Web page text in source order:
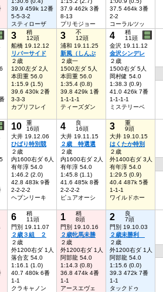
39.9 459k 12番
5-5-3-2
スティローザ
37.9 462k 3番
8-13
プリモジョー
37.5 464k 3番
2-2
コーラルツッ
3
稍
12頭
船橋 19.12.12
リバーサイド
２歳
1200左ダ 2人
本田重 56.0
1:15.9 (1.5)
39.6 430k 2番
3-3-3
カプリフレイ
3
不
12頭
浦和 19.11.25
新風（しんぷ
２歳一
1500左ダ 5人
本田重 56.0
1:35.4 (0.8)
39.8 429k 1番
1-1-1-1
ティーズダン
4
稍
11頭
金沢 19.11.12
金沢シンデレ
２歳
1500右ダ 5人
岡村健 54.0
1:38.3 (0.9)
41.0 426k 7番
1-1-1-1
ミステリーベ
10
重
16頭
大井 19.12.06
ひばり特別競
２歳
内1600右ダ 6人
有年淳 54.0
1:46.2 (2.0)
42.8 483k 9番
2-2-2-2
ヘブンリーキ
4
良
16頭
大井 19.11.15
２歳 特選選
２歳
内1600右ダ 2人
有年淳 54.0
1:45.8 (1.1)
41.6 485k 8番
2-2-2-2
ピュアオーシ
3
重
9頭
大井 19.10.15
はくたか特別
２歳
外1400右ダ 3人
有年淳 54.0
1:29.5 (0.9)
40.4 487k 5番
1-1-1
ワイルドホー
6
稍
11頭
門別 19.11.07
２歳３組 ２
２歳
外1200右ダ 1人
落合玄 54.0
1:16.1 (1.0)
40.7 480k 6番
1-1
クラキャノン
1
稍
8頭
門別 19.10.16
２歳牝馬未勝
２歳
外1200右ダ 1人
阿部龍 54.0
1:14.3 (0.8)
36.8 474k 4番
1-1
アースエヴェ
2
良
7頭
門別 19.10.03
２歳未勝利
２歳
外1200右ダ 1人
阿部龍 54.0
1:15.6 (0.0)
39.3 472k 7番
1-1
タックドゥ